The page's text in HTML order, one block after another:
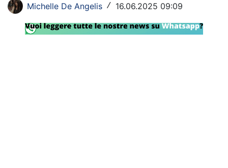
Tennis
Vela
Michelle De Angelis / 16.06.2025 09:09